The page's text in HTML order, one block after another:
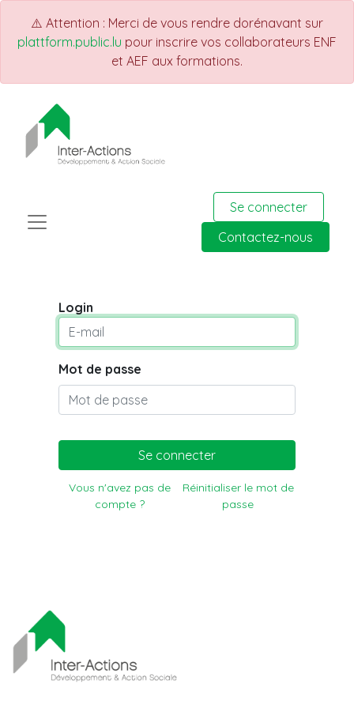
⚠️ Attention : Merci de vous rendre dorénavant sur
plattform.public.lu pour inscrire vos collaborateurs ENF
et AEF aux formations.
Se connecter
Contactez-nous
Login
Mot de passe
Se connecter
Vous n'avez pas de
compte ?
Réinitialiser le mot de
passe